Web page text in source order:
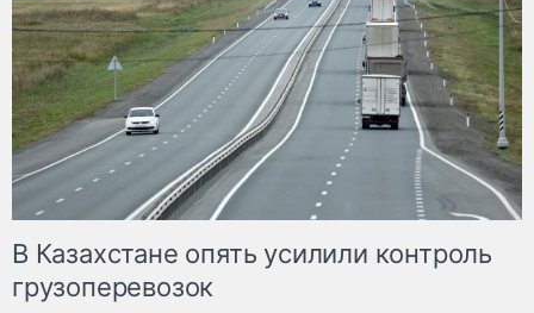
В Казахстане опять усилили контроль
грузоперевозок